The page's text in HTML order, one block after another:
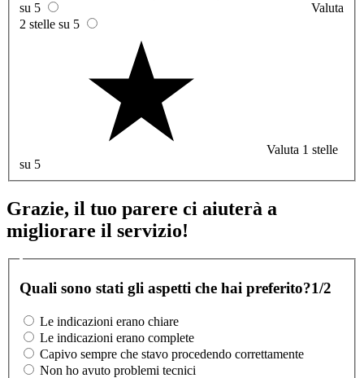
su 5
Valuta
2 stelle su 5
Valuta 1 stelle
su 5
Grazie, il tuo parere ci aiuterà a
migliorare il servizio!
Quali sono stati gli aspetti che hai preferito?1/2
Le indicazioni erano chiare
Le indicazioni erano complete
Capivo sempre che stavo procedendo correttamente
Non ho avuto problemi tecnici